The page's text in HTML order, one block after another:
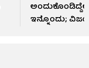
ಅಂದುಕೊಂಡಿದ್ದೇ
ಇನ್ನೊಂದು;